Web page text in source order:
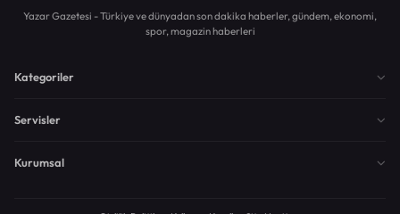
Yazar Gazetesi - Türkiye ve dünyadan son dakika haberler, gündem, ekonomi,
spor, magazin haberleri
Kategoriler
Servisler
Kurumsal